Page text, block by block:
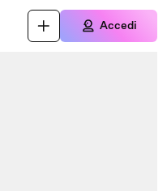
Accedi